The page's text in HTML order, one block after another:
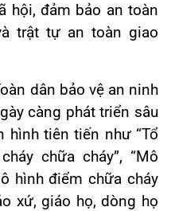
hội, đảm bảo an toàn
trật tự an toàn giao
dân bảo vệ an ninh
càng phát triển sâu
hình tiên tiến như “Tổ
chữa cháy”, “Mô
hình điểm chữa cháy
xứ, giáo họ, dòng họ